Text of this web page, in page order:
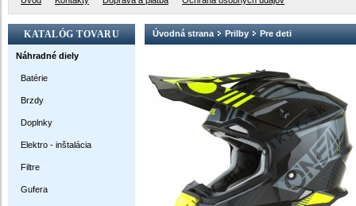
KATALÓG TOVARU
Náhradné diely
Batérie
Brzdy
Doplnky
Elektro - inštalácia
Filtre
Gufera
Úvodná strana Prilby Pre deti